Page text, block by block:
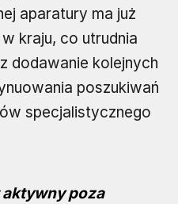
aparatury ma już
kraju, co utrudnia
dodawanie kolejnych
poszukiwań
specjalistycznego
aktywny poza